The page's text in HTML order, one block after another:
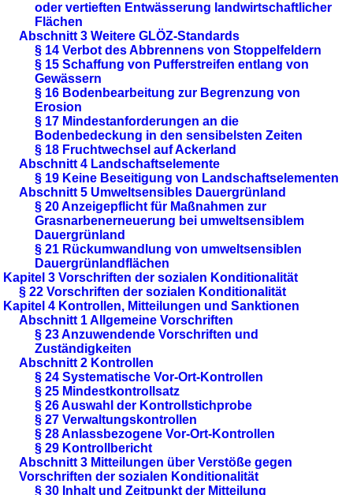
oder vertieften Entwässerung landwirtschaftlicher
Flächen
Abschnitt 3 Weitere GLÖZ-Standards
§ 14 Verbot des Abbrennens von Stoppelfeldern
§ 15 Schaffung von Pufferstreifen entlang von
Gewässern
§ 16 Bodenbearbeitung zur Begrenzung von
Erosion
§ 17 Mindestanforderungen an die
Bodenbedeckung in den sensibelsten Zeiten
§ 18 Fruchtwechsel auf Ackerland
Abschnitt 4 Landschaftselemente
§ 19 Keine Beseitigung von Landschaftselementen
Abschnitt 5 Umweltsensibles Dauergrünland
§ 20 Anzeigepflicht für Maßnahmen zur
Grasnarbenerneuerung bei umweltsensiblem
Dauergrünland
§ 21 Rückumwandlung von umweltsensiblen
Dauergrünlandflächen
Kapitel 3 Vorschriften der sozialen Konditionalität
§ 22 Vorschriften der sozialen Konditionalität
Kapitel 4 Kontrollen, Mitteilungen und Sanktionen
Abschnitt 1 Allgemeine Vorschriften
§ 23 Anzuwendende Vorschriften und
Zuständigkeiten
Abschnitt 2 Kontrollen
§ 24 Systematische Vor-Ort-Kontrollen
§ 25 Mindestkontrollsatz
§ 26 Auswahl der Kontrollstichprobe
§ 27 Verwaltungskontrollen
§ 28 Anlassbezogene Vor-Ort-Kontrollen
§ 29 Kontrollbericht
Abschnitt 3 Mitteilungen über Verstöße gegen
Vorschriften der sozialen Konditionalität
§ 30 Inhalt und Zeitpunkt der Mitteilung